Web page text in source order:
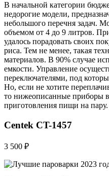
В начальной категории
недорогие модели,
небольшого перечня задач.
объемом от 4 до 9 литров.
удалось порадовать своих
риса. Тем не менее, такая
материалов. В 90% случае
емкости. Управление
переключателями, под
Но, если не хотите
то нижеописанные приборы
приготовления пищи на пару.
Centek CT-1457
3 500 ₽